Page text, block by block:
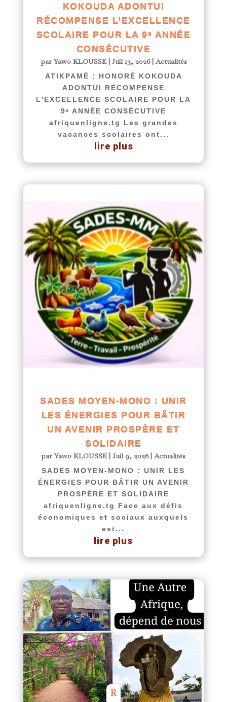
KOKOUDA ADONTUI
RÉCOMPENSE L’EXCELLENCE
SCOLAIRE POUR LA 9ᵉ ANNÉE
CONSÉCUTIVE
parYawo KLOUSSE| Juil 13, 2026|Actualités
ATIKPAMÉ : HONORÉ KOKOUDA
ADONTUI RÉCOMPENSE
L'EXCELLENCE SCOLAIRE POUR LA
9ᵉ ANNÉE CONSÉCUTIVE
afriquenligne.tg Les grandes
vacances scolaires ont...
lire plus
SADES MOYEN-MONO : UNIR
LES ÉNERGIES POUR BÂTIR
UN AVENIR PROSPÈRE ET
SOLIDAIRE
parYawo KLOUSSE |Juil 9, 2026|Actualités
SADES MOYEN-MONO : UNIR LES
ÉNERGIES POUR BÂTIR UN AVENIR
PROSPÈRE ET SOLIDAIRE
afriquenligne.tg Face aux défis
économiques et sociaux auxquels
est...
lire plus